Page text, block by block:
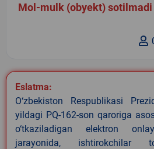
Mol-mulk (obyekt) sotilmadi
Eslatma:
O‘zbekiston Respublikasi
yildagi PQ-162-son qaroriga
o‘tkaziladigan elektron
jarayonida, ishtirokchilar